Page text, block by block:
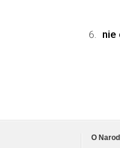
nie
O